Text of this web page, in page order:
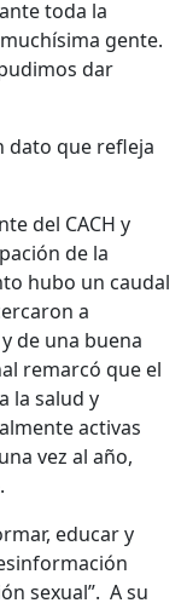
toda la
gente.
dar
dato que refleja
del CACH y
de la
hubo un caudal
a
de una buena
remarcó que el
la salud y
activas
vez al año,
educar y
sexual”. A su